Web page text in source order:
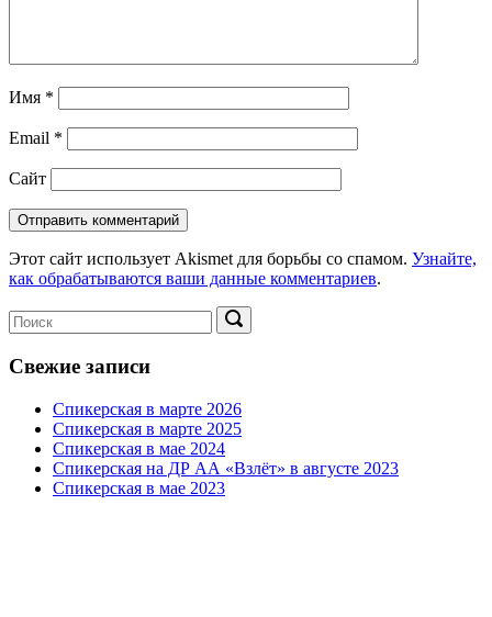
Имя *
Email *
Сайт
Этот сайт использует Akismet для борьбы со спамом. Узнайте,
как обрабатываются ваши данные комментариев.
Поиск:
Поиск
Свежие записи
Спикерская в марте 2026
Спикерская в марте 2025
Спикерская в мае 2024
Спикерская на ДР АА «Взлёт» в августе 2023
Спикерская в мае 2023